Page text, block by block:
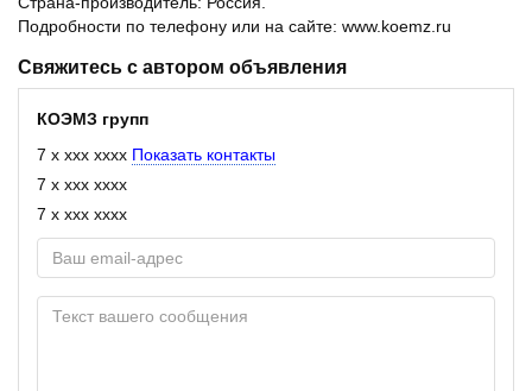
Подробности по телефону или на сайте: www.koemz.ru
Свяжитесь с автором объявления
КОЭМЗ групп
7 x xxx xxxx Показать контакты
7 x xxx xxxx
7 x xxx xxxx